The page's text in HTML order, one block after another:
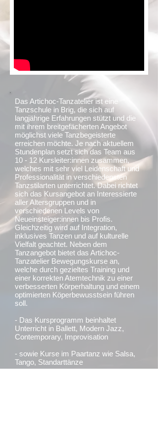
Das Artichoc-Tanzatelier ist eine
Tanzschule in Brig, die sich auf
langjährige Erfahrungen stützt und die
mit ihrem breitgefächerten Angebot
möglichst viele Tanzbegeisterte
erreichen möchte. Je nach aktuellem
Stundenplan setzt sich das Team aus
10 - 12 Kursleiter:innen zusammen,
welches mit sehr viel Leidenschaft und
Professionalität in verschiedensten
Tanzstilarten unterrichtet. Dabei richtet
sich das Kursangebot an Interessierte
aller Altersgruppen und in
verschiedenen Levels von
Neueinsteiger:innen bis Profis.
Gleichzeitig wird auf Integration,
inklusives Tanzen und auf kulturelle
Vielfalt geachtet. Neben dem
Tanzangebot bietet das Artichoc-
Tanzatelier Bewegungskurse an,
welche durch gezieltes Training und
einer korrekten Atemtechnik zu einer
verbesserten Körperhaltung und einem
optimierten Köperbewusstsein führen
soll.
- Das Kursprogramm beinhaltet
Unterricht in Ballett, Modern Jazz,
Contemporary, Improvisation
- sowie Kurse im Paartanz wie Salsa,
Tango, Standarttänze